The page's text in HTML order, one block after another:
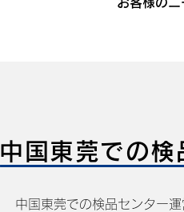
中国東莞での検
中国東莞での検品センター